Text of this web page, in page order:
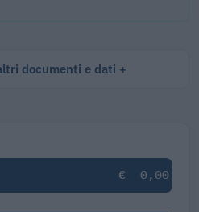
documenti e dati
€ 0,00